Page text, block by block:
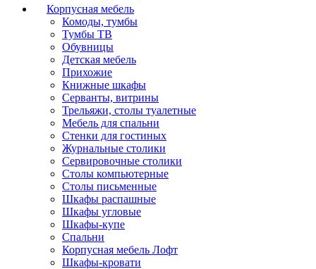
Корпусная мебель
Комоды, тумбы
Тумбы ТВ
Обувницы
Детская мебель
Прихожие
Книжные шкафы
Серванты, витрины
Трельяжи, столы туалетные
Мебель для спальни
Стенки для гостиных
Журнальные столики
Сервировочные столики
Столы компьютерные
Столы письменные
Шкафы распашные
Шкафы угловые
Шкафы-купе
Спальни
Корпусная мебель Лофт
Шкафы-кровати